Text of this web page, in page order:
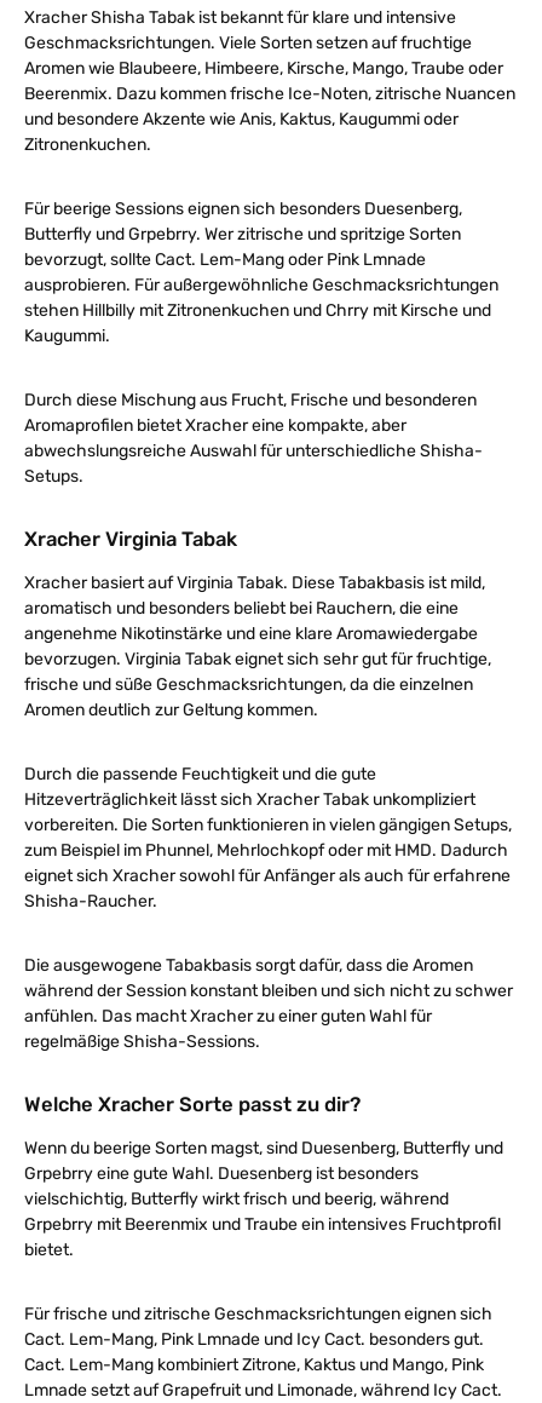
Xracher Shisha Tabak ist bekannt für klare und intensive
Geschmacksrichtungen. Viele Sorten setzen auf fruchtige
Aromen wie Blaubeere, Himbeere, Kirsche, Mango, Traube oder
Beerenmix. Dazu kommen frische Ice-Noten, zitrische Nuancen
und besondere Akzente wie Anis, Kaktus, Kaugummi oder
Zitronenkuchen.
Für beerige Sessions eignen sich besonders Duesenberg,
Butterfly und Grpebrry. Wer zitrische und spritzige Sorten
bevorzugt, sollte Cact. Lem-Mang oder Pink Lmnade
ausprobieren. Für außergewöhnliche Geschmacksrichtungen
stehen Hillbilly mit Zitronenkuchen und Chrry mit Kirsche und
Kaugummi.
Durch diese Mischung aus Frucht, Frische und besonderen
Aromaprofilen bietet Xracher eine kompakte, aber
abwechslungsreiche Auswahl für unterschiedliche Shisha-
Setups.
Xracher Virginia Tabak
Xracher basiert auf Virginia Tabak. Diese Tabakbasis ist mild,
aromatisch und besonders beliebt bei Rauchern, die eine
angenehme Nikotinstärke und eine klare Aromawiedergabe
bevorzugen. Virginia Tabak eignet sich sehr gut für fruchtige,
frische und süße Geschmacksrichtungen, da die einzelnen
Aromen deutlich zur Geltung kommen.
Durch die passende Feuchtigkeit und die gute
Hitzeverträglichkeit lässt sich Xracher Tabak unkompliziert
vorbereiten. Die Sorten funktionieren in vielen gängigen Setups,
zum Beispiel im Phunnel, Mehrlochkopf oder mit HMD. Dadurch
eignet sich Xracher sowohl für Anfänger als auch für erfahrene
Shisha-Raucher.
Die ausgewogene Tabakbasis sorgt dafür, dass die Aromen
während der Session konstant bleiben und sich nicht zu schwer
anfühlen. Das macht Xracher zu einer guten Wahl für
regelmäßige Shisha-Sessions.
Welche Xracher Sorte passt zu dir?
Wenn du beerige Sorten magst, sind Duesenberg, Butterfly und
Grpebrry eine gute Wahl. Duesenberg ist besonders
vielschichtig, Butterfly wirkt frisch und beerig, während
Grpebrry mit Beerenmix und Traube ein intensives Fruchtprofil
bietet.
Für frische und zitrische Geschmacksrichtungen eignen sich
Cact. Lem-Mang, Pink Lmnade und Icy Cact. besonders gut.
Cact. Lem-Mang kombiniert Zitrone, Kaktus und Mango, Pink
Lmnade setzt auf Grapefruit und Limonade, während Icy Cact.